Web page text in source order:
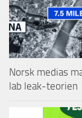
Norsk medias
lab leak-teorien